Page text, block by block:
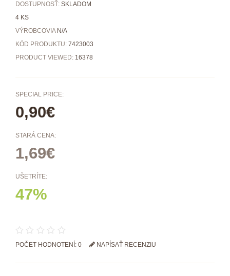
DOSTUPNOSŤ: SKLADOM
4 KS
VÝROBCOVIA N/A
KÓD PRODUKTU: 7423003
PRODUCT VIEWED: 16378
SPECIAL PRICE:
0,90€
STARÁ CENA:
1,69€
UŠETRÍTE:
47%
POČET HODNOTENÍ: 0 NAPÍSAŤ RECENZIU